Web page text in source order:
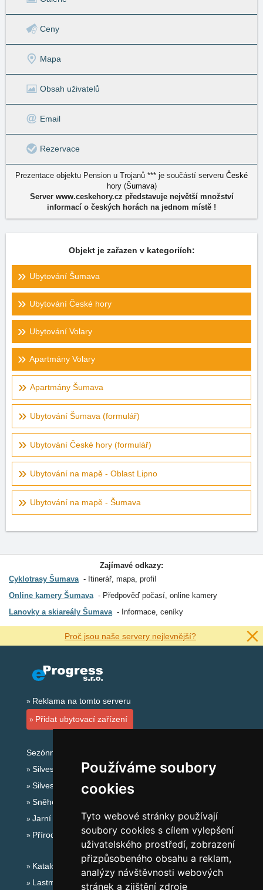
Používáme soubory
cookies
Tyto webové stránky používají
soubory cookies s cílem vylepšení
uživatelského prostředí, zobrazení
přizpůsobeného obsahu a reklam,
analýzy návštěvnosti webových
stránek a zjištění zdroje
Ceny
Mapa
Obsah uživatelů
Email
Rezervace
Prezentace objektu Pension u Trojanů *** je součástí serveru České
hory(Šumava)
Server www.ceskehory.cz představuje největší množství
informací o českých horách na jednom místě !
Objekt je zařazen v kategoriích:
Ubytování Šumava
Ubytování České hory
Ubytování Volary
Apartmány Volary
Apartmány Šumava
Ubytování Šumava (formulář)
Ubytování České hory (formulář)
Ubytování na mapě - Oblast Lipno
Ubytování na mapě - Šumava
Zajímavé odkazy:
Cyklotrasy Šumava
Itinerář, mapa, profil
Online kamery Šumava
Předpověď počasí, online kamery
Lanovky a skiareály Šumava
Informace, ceníky
Proč jsou naše servery nejlevnější?
Reklama na tomto serveru
Přidat ubytovací zařízení
Sezónní odkazy:
Silvester Šumava
Silvestr na horách 2025/26
Sněhové zpravodajství
Jarní prázdniny 2027
Přírodní koupaliště
Katalog ubytování Šumava
Lastminute Šumava